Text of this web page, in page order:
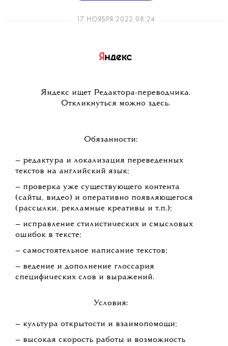
17 НОЯБРЯ 2022 08:24
Яндекс ищет Редактора-переводчика.
Откликнуться можно здесь.
Обязанности:
— редактура и локализация переведенных
текстов на английский язык;
— проверка уже существующего контента
(сайты, видео) и оперативно появляющегося
(рассылки, рекламные креативы и т.п.);
— исправление стилистических и смысловых
ошибок в тексте;
— самостоятельное написание текстов;
— ведение и дополнение глоссария
специфических слов и выражений.
Условия:
— культура открытости и взаимопомощи;
— высокая скорость работы и возможность